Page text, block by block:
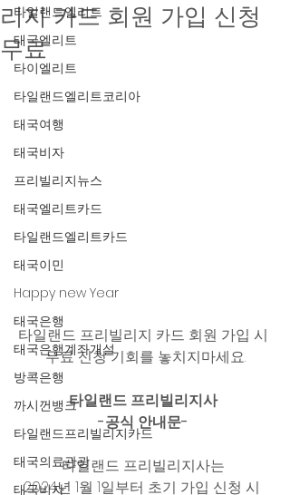
타일랜드엘리트
태국엘리트
타이엘리트
타일랜드엘리트코리아
태국여행
태국비자
프리빌리지뉴스
태국엘리트카드
타일랜드엘리트카드
태국이민
Happy new Year
태국은행
태국은행계좌개설
방콕은행
까시껀뱅크
타일랜드프리빌리지카드
태국의료관광
태국비자
리지 카드 회원 가입 신청
무료
타일랜드 프리빌리지 카드 회원 가입 시
무료 신청 기회를 놓치지마세요.
타일랜드 프리빌리지사
-공식 안내문-
타일랜드 프리빌리지사는
2024년 1월 1일부터 초기 가입 신청 시